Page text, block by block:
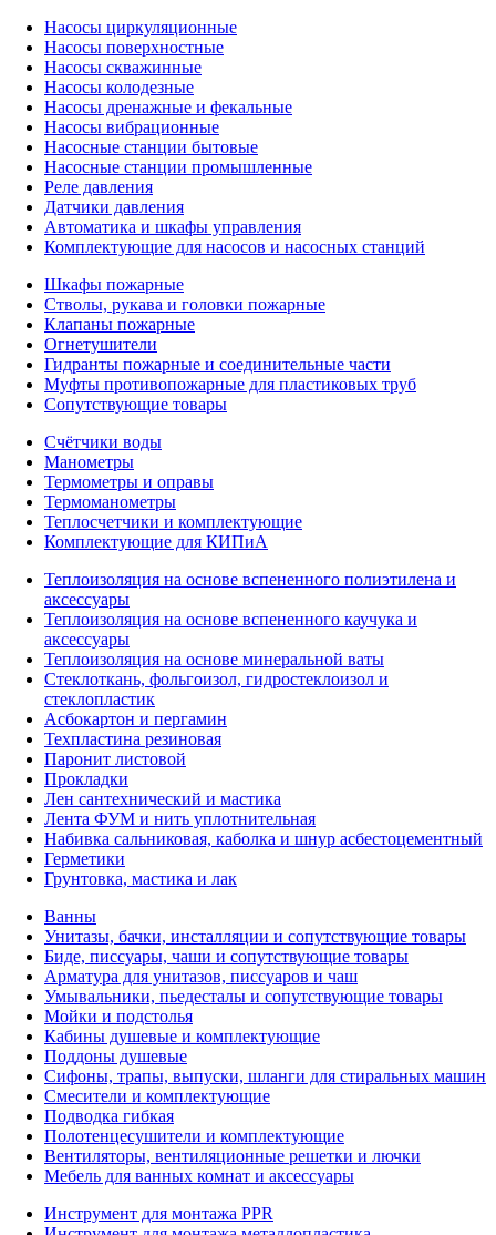
Насосы циркуляционные
Насосы поверхностные
Насосы скважинные
Насосы колодезные
Насосы дренажные и фекальные
Насосы вибрационные
Насосные станции бытовые
Насосные станции промышленные
Реле давления
Датчики давления
Автоматика и шкафы управления
Комплектующие для насосов и насосных станций
Шкафы пожарные
Стволы, рукава и головки пожарные
Клапаны пожарные
Огнетушители
Гидранты пожарные и соединительные части
Муфты противопожарные для пластиковых труб
Сопутствующие товары
Счётчики воды
Манометры
Термометры и оправы
Термоманометры
Теплосчетчики и комплектующие
Комплектующие для КИПиА
Теплоизоляция на основе вспененного полиэтилена и
аксессуары
Теплоизоляция на основе вспененного каучука и
аксессуары
Теплоизоляция на основе минеральной ваты
Стеклоткань, фольгоизол, гидростеклоизол и
стеклопластик
Асбокартон и пергамин
Техпластина резиновая
Паронит листовой
Прокладки
Лен сантехнический и мастика
Лента ФУМ и нить уплотнительная
Набивка сальниковая, каболка и шнур асбестоцементный
Герметики
Грунтовка, мастика и лак
Ванны
Унитазы, бачки, инсталляции и сопутствующие товары
Биде, писсуары, чаши и сопутствующие товары
Арматура для унитазов, писсуаров и чаш
Умывальники, пьедесталы и сопутствующие товары
Мойки и подстолья
Кабины душевые и комплектующие
Поддоны душевые
Сифоны, трапы, выпуски, шланги для стиральных машин
Смесители и комплектующие
Подводка гибкая
Полотенцесушители и комплектующие
Вентиляторы, вентиляционные решетки и лючки
Мебель для ванных комнат и аксессуары
Инструмент для монтажа PPR